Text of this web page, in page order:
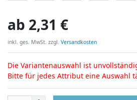
ab 2,31 €
inkl. ges. MwSt. zzgl. Versandkosten
Die Variantenauswahl ist
Bitte für jedes Attribut eine Auswahl